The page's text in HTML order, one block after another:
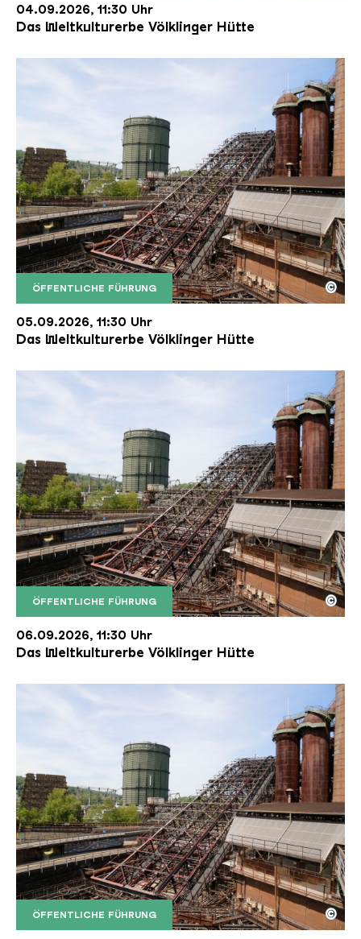
04.09.2026, 11:30 Uhr
Das Weltkulturerbe Völklinger Hütte
ÖFFENTLICHE FÜHRUNG
Der Erzschrägaufzug der Völklinger Hütte mit
Copyright: Weltkulturerbe Völklinger Hütte | Karl
©
05.09.2026, 11:30 Uhr
Das Weltkulturerbe Völklinger Hütte
ÖFFENTLICHE FÜHRUNG
Der Erzschrägaufzug der Völklinger Hütte mit
Copyright: Weltkulturerbe Völklinger Hütte | Karl
©
06.09.2026, 11:30 Uhr
Das Weltkulturerbe Völklinger Hütte
ÖFFENTLICHE FÜHRUNG
Der Erzschrägaufzug der Völklinger Hütte mit
Copyright: Weltkulturerbe Völklinger Hütte | Karl
©